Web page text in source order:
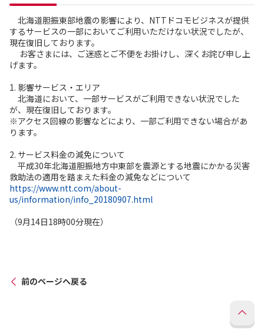
ビス
オフィシャルサイト
北海道胆振東部地震の影響により、NTTドコモビジネスが提供
するサービスの一部においてご利用いただけない状況でしたが、
現在復旧しております。
お客さまには、ご迷惑とご不便をお掛けし、深くお詫び申し上
げます。
1. 影響サービス・エリア
北海道において、一部サービスがご利用できない状況でした
が、現在復旧しております。
※アクセス回線の影響などにより、一部ご利用できない場合があ
ります。
2. サービス料金の減免について
平成30年北海道胆振地方中東部を震源とする地震にかかる災害
救助法の適用を踏まえた料金の減免などについて
https://www.ntt.com/about-
us/information/info_20180907.html
（9月14日18時00分現在）
前のページへ戻る